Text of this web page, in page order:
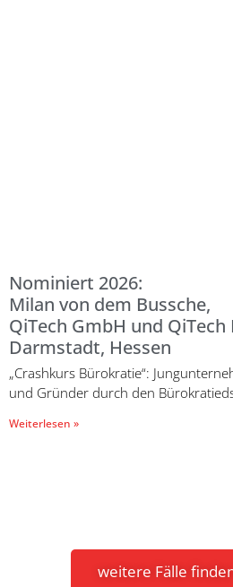
Nominiert 2026:
Milan von dem Bussche,
QiTech GmbH und
Darmstadt, Hessen
„Crashkurs Bürokratie“:
und Gründer durch den
Weiterlesen »
weitere Fälle